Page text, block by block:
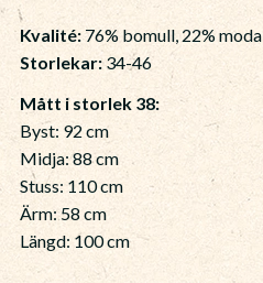
Kvalité: 76% bomull, 22%
Storlekar: 34-46
Mått i storlek 38:
Byst: 92 cm
Midja: 88 cm
Stuss: 110 cm
Ärm: 58 cm
Längd: 100 cm